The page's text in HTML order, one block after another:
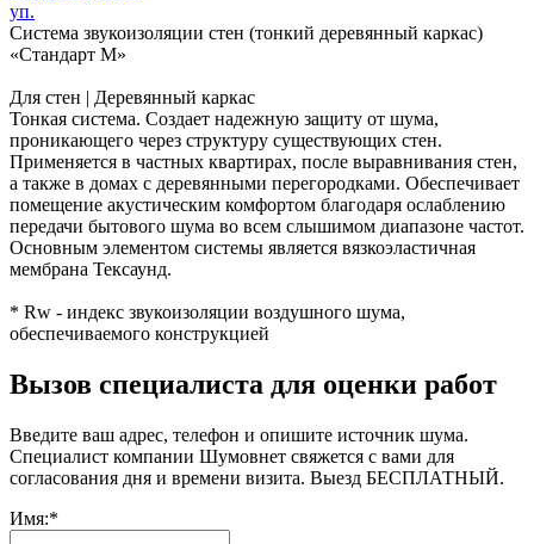
уп.
Система звукоизоляции стен (тонкий деревянный каркас)
«Стандарт М»
Для стен | Деревянный каркас
Тонкая система. Создает надежную защиту от шума,
проникающего через структуру существующих стен.
Применяется в частных квартирах, после выравнивания стен,
а также в домах с деревянными перегородками. Обеспечивает
помещение акустическим комфортом благодаря ослаблению
передачи бытового шума во всем слышимом диапазоне частот.
Основным элементом системы является вязкоэластичная
мембрана Тексаунд.
* Rw - индекс звукоизоляции воздушного шума,
обеспечиваемого конструкцией
Вызов специалиста для оценки работ
Введите ваш адрес, телефон и опишите источник шума.
Специалист компании Шумовнет свяжется с вами для
согласования дня и времени визита. Выезд БЕСПЛАТНЫЙ.
Имя:*